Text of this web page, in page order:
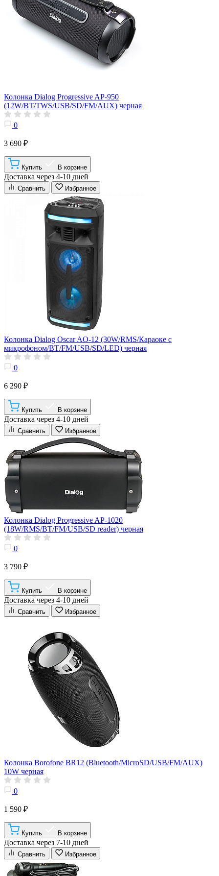
Колонка Dialog Progressive AP-950
(12W/BT/TWS/USB/SD/FM/AUX) черная
0
3 690 ₽
Купить В корзине
Доставка через 4-10 дней
Сравнить Избранное
Колонка Dialog Oscar AO-12 (30W/RMS/Караоке с
микрофоном/BT/FM/USB/SD/LED) черная
0
6 290 ₽
Купить В корзине
Доставка через 4-10 дней
Сравнить Избранное
Колонка Dialog Progressive AP-1020
(18W/RMS/BT/FM/USB/SD reader) черная
0
3 790 ₽
Купить В корзине
Доставка через 4-10 дней
Сравнить Избранное
Колонка Borofone BR12 (Bluetooth/MicroSD/USB/FM/AUX)
10W черная
0
1 590 ₽
Купить В корзине
Доставка через 7-10 дней
Сравнить Избранное